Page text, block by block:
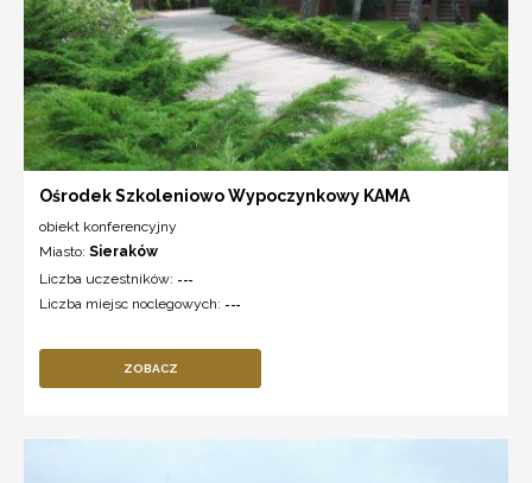
Ośrodek Szkoleniowo Wypoczynkowy KAMA
obiekt konferencyjny
Miasto: Sieraków
Liczba uczestników: ---
Liczba miejsc noclegowych: ---
ZOBACZ